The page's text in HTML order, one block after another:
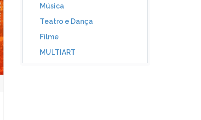
Música
Teatro e Dança
Filme
MULTIART